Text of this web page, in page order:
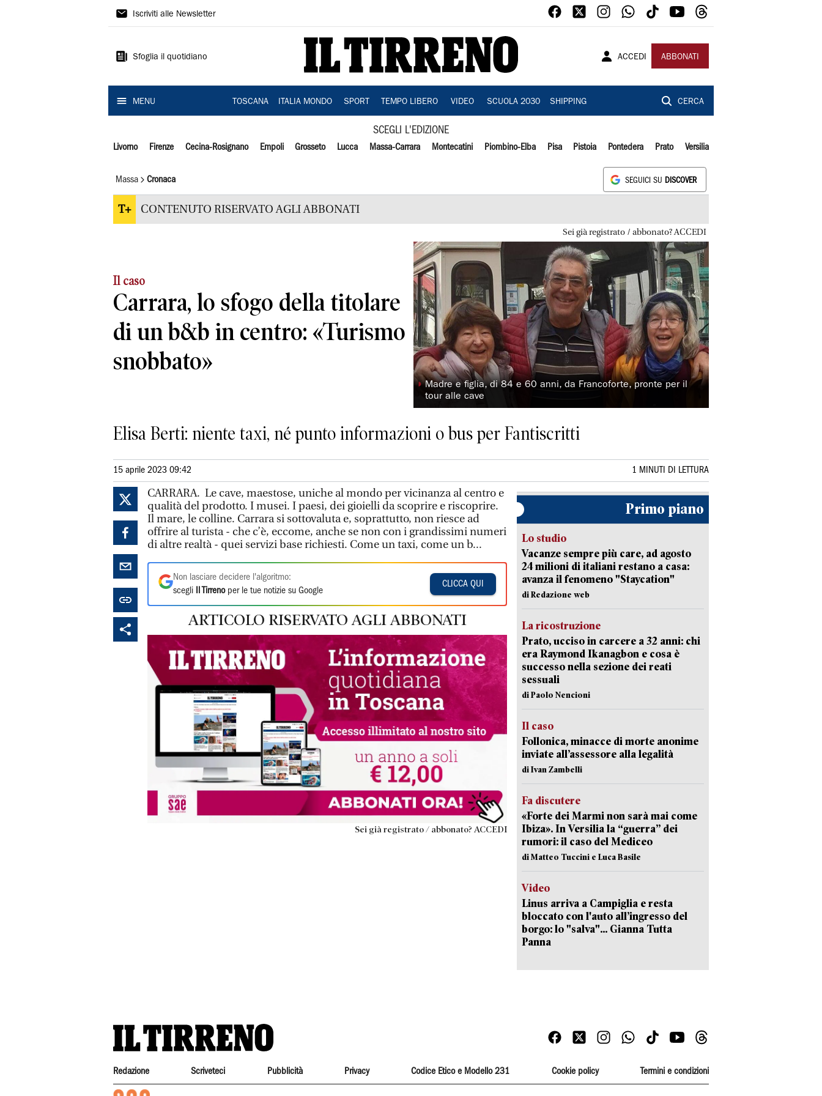
Il
Iscriviti alle Newsletter
Sfoglia il quotidiano ACCEDI ABBONATI
MENU TOSCANA ITALIA MONDO SPORT TEMPO LIBERO VIDEO SCUOLA 2030 SHIPPING CERCA
SCEGLI L'EDIZIONE
Livorno Firenze Cecina-Rosignano Empoli Grosseto Lucca Massa-Carrara Montecatini Piombino-Elba Pisa Pistoia Pontedera Prato Versilia
Massa Cronaca SEGUICI SU DISCOVER
T+ CONTENUTO RISERVATO AGLI ABBONATI
Sei già registrato / abbonato? ACCEDI
Il caso
Carrara, lo sfogo della titolare
di un b&b in centro: «Turismo
snobbato»
◗Madre e figlia, di 84 e 60 anni, da Francoforte, pronte per il
tour alle cave
Elisa Berti: niente taxi, né punto informazioni o bus per Fantiscritti
15 aprile 2023 09:42 1 MINUTI DI LETTURA
CARRARA. Le cave, maestose, uniche al mondo per vicinanza al centro e
qualità del prodotto. I musei. I paesi, dei gioielli da scoprire e riscoprire.
Il mare, le colline. Carrara si sottovaluta e, soprattutto, non riesce ad
offrire al turista - che c’è, eccome, anche se non con i grandissimi numeri
di altre realtà - quei servizi base richiesti. Come un taxi, come un b...
Non lasciare decidere l'algoritmo:
scegli
Il Tirrenoper le tue notizie su Google
CLICCA QUI
ARTICOLO RISERVATO AGLI ABBONATI
Sei già registrato / abbonato? ACCEDI
Primo piano
Lo studio
Vacanze sempre più care, ad agosto
24 milioni di italiani restano a casa:
avanza il fenomeno "Staycation"
di Redazione web
La ricostruzione
Prato, ucciso in carcere a 32 anni: chi
era Raymond Ikanagbon e cosa è
successo nella sezione dei reati
sessuali
di Paolo Nencioni
Il caso
Follonica, minacce di morte anonime
inviate all’assessore alla legalità
di Ivan Zambelli
Fa discutere
«Forte dei Marmi non sarà mai come
Ibiza». In Versilia la “guerra” dei
rumori: il caso del Mediceo
di Matteo Tuccini e Luca Basile
Video
Linus arriva a Campiglia e resta
bloccato con l'auto all’ingresso del
borgo: lo "salva"... Gianna Tutta
Panna
Redazione Scriveteci Pubblicità Privacy Codice Etico e Modello 231 Cookie policy Termini e condizioni